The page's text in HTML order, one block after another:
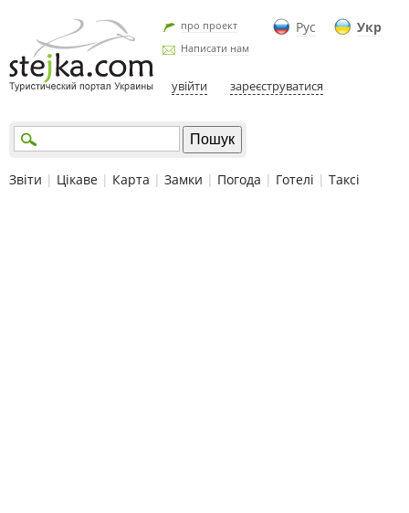
Рус Укр
про проект
Написати нам
увійти зареєструватися
Звіти | Цікаве | Карта | Замки | Погода | Готелі | Таксі